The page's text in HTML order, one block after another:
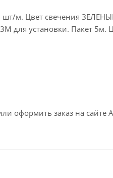
шт/м. Цвет свечения
для установки. Пакет 5м.
оформить заказ на сайте